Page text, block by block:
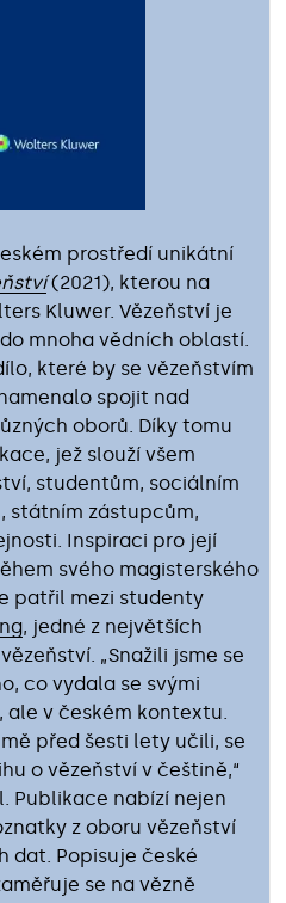
prostředí unikátní
(2021), kterou na
Kluwer. Vězeňství je
mnoha vědních oblastí.
které by se vězeňstvím
spojit nad
oborů. Díky tomu
jež slouží všem
studentům, sociálním
státním zástupcům,
Inspiraci pro její
svého magisterského
patřil mezi studenty
, jedné z největších
„Snažili jsme se
co vydala se svými
ale v českém kontextu.
před šesti lety učili, se
o vězeňství v češtině,“
Publikace nabízí nejen
z oboru vězeňství
dat. Popisuje české
se na vězně